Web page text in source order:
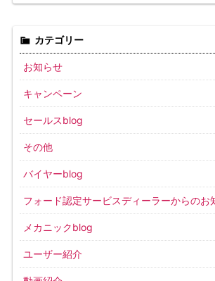
カテゴリー
お知らせ
キャンペーン
セールスblog
その他
バイヤーblog
フォード認定サービスディーラーからのお
メカニックblog
ユーザー紹介